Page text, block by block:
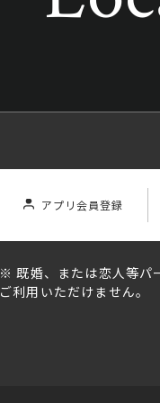
アプリ会員登録
※ 既婚、または恋人等パ
ご利用いただけません。